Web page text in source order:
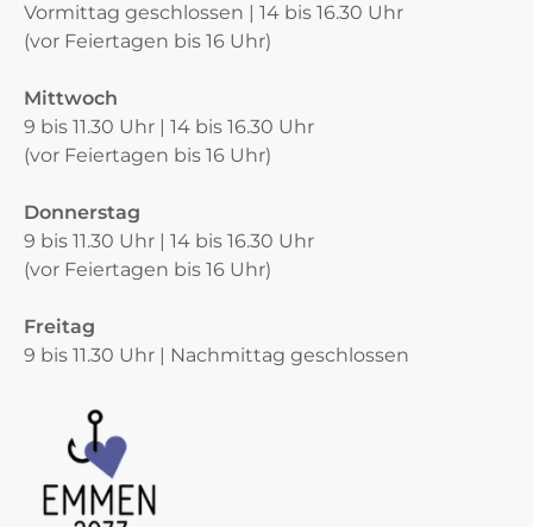
Vormittag geschlossen | 14 bis 16.30 Uhr
(vor Feiertagen bis 16 Uhr)
Mittwoch
9 bis 11.30 Uhr | 14 bis 16.30 Uhr
(vor Feiertagen bis 16 Uhr)
Donnerstag
9 bis 11.30 Uhr | 14 bis 16.30 Uhr
(vor Feiertagen bis 16 Uhr)
Freitag
9 bis 11.30 Uhr | Nachmittag geschlossen
Verschiedene Informationen